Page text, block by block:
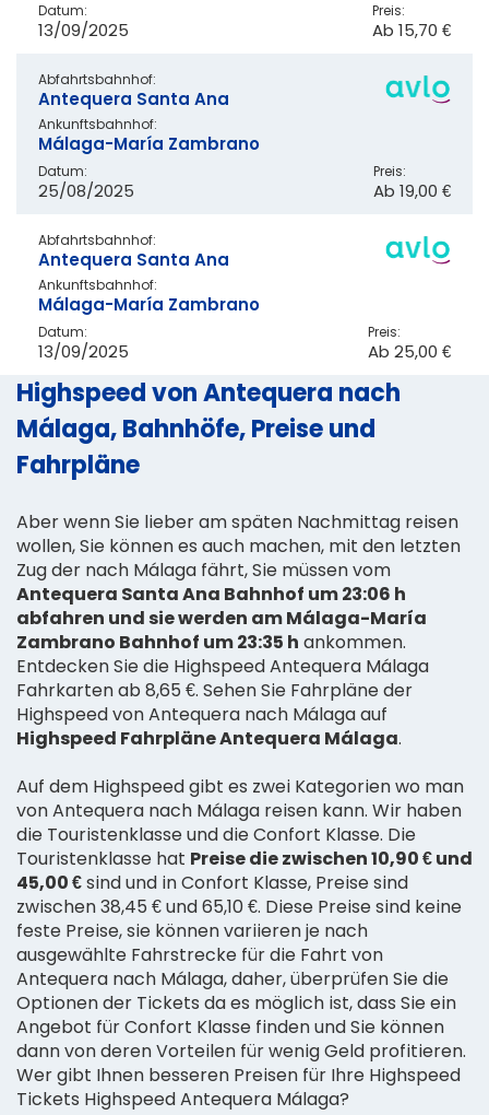
Datum:
13/09/2025
Preis:
Ab 15,70 €
Abfahrtsbahnhof:
Antequera Santa Ana
Ankunftsbahnhof:
Málaga-María Zambrano
Datum:
25/08/2025
Preis:
Ab 19,00 €
Abfahrtsbahnhof:
Antequera Santa Ana
Ankunftsbahnhof:
Málaga-María Zambrano
Datum:
13/09/2025
Preis:
Ab 25,00 €
Highspeed von Antequera nach
Málaga, Bahnhöfe, Preise und
Fahrpläne
Aber wenn Sie lieber am späten Nachmittag reisen
wollen, Sie können es auch machen, mit den letzten
Zug der nach Málaga fährt, Sie müssen vom
Antequera Santa Ana Bahnhof um 23:06 h
abfahren und sie werden am Málaga-María
Zambrano Bahnhof um 23:35 h ankommen.
Entdecken Sie die Highspeed Antequera Málaga
Fahrkarten ab 8,65 €. Sehen Sie Fahrpläne der
Highspeed von Antequera nach Málaga auf
Highspeed Fahrpläne Antequera Málaga.
Auf dem Highspeed gibt es zwei Kategorien wo man
von Antequera nach Málaga reisen kann. Wir haben
die Touristenklasse und die Confort Klasse. Die
Touristenklasse hat Preise die zwischen 10,90 € und
45,00 €sind und in Confort Klasse, Preise sind
zwischen 38,45 € und 65,10 €. Diese Preise sind keine
feste Preise, sie können variieren je nach
ausgewählte Fahrstrecke für die Fahrt von
Antequera nach Málaga, daher, überprüfen Sie die
Optionen der Tickets da es möglich ist, dass Sie ein
Angebot für Confort Klasse finden und Sie können
dann von deren Vorteilen für wenig Geld profitieren.
Wer gibt Ihnen besseren Preisen für Ihre Highspeed
Tickets Highspeed Antequera Málaga?